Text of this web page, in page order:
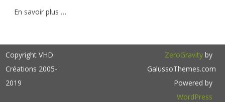
En savoir plus …
Copyright VHD
Créations 2005-
2019
ZeroGravityby
GalussoThemes.com
Powered by
WordPress